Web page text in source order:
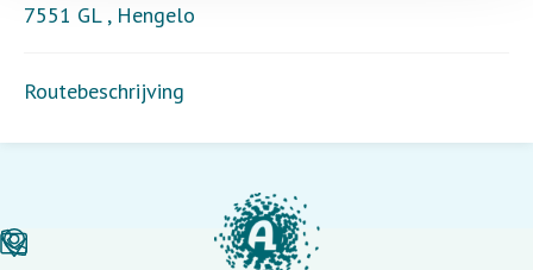
7551 GL , Hengelo
Routebeschrijving